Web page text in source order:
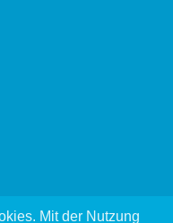
Mit der Nutzung